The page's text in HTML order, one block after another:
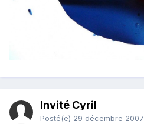
Invité Cyril
Posté(e) 29 décembre 2007